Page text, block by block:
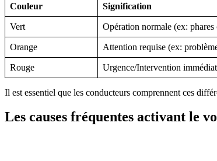
Couleur Signification
Vert Opération normale (ex:
Orange Attention requise (ex:
Rouge Urgence/Intervention
Il est essentiel que les conducteurs comprennent ces
Les causes fréquentes activant le